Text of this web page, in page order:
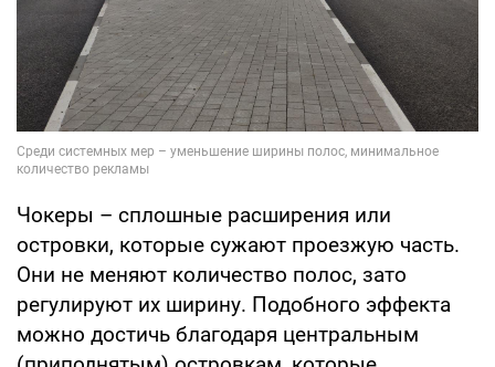
Чокеры – сплошные расширения или
островки, которые сужают проезжую часть.
Они не меняют количество полос, зато
регулируют их ширину. Подобного эффекта
можно достичь благодаря центральным